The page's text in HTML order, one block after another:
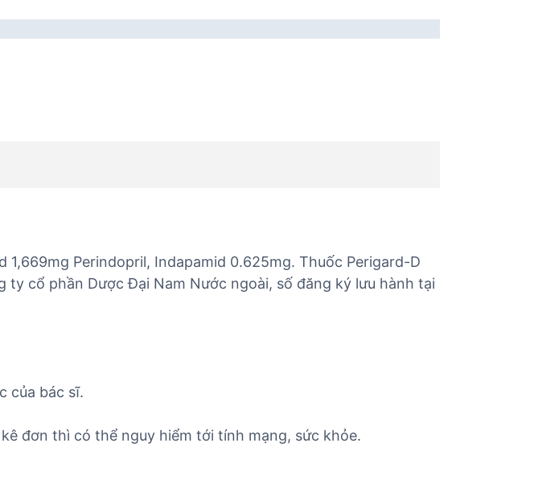
Perindopril, Indapamid 0.625mg. Thuốc Perigard-D
ty cổ phần Dược Đại Nam Nước ngoài, số đăng ký lưu hành tại
của bác sĩ.
đơn thì có thể nguy hiểm tới tính mạng, sức khỏe.